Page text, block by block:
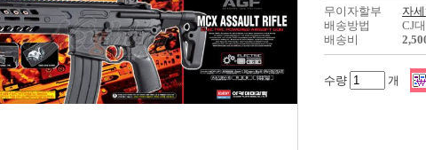
무이자할부
자
배송방법
CJ
배송비
수량 개